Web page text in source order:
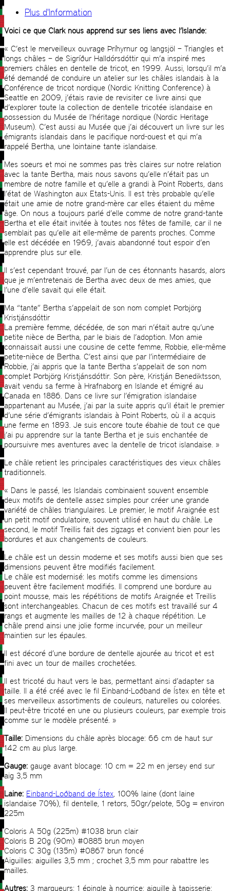
Plus d'Information
Voici ce que Clark nous apprend sur ses liens avec l’Islande:
« C’est le merveilleux ouvrage Þríhyrnur og langsjöl – Triangles et
longs châles – de Sigríður Halldórsdóttir qui m’a inspiré mes
premiers châles en dentelle de tricot, en 1999. Aussi, lorsqu’il m’a
été demandé de conduire un atelier sur les châles islandais à la
Conférence de tricot nordique (Nordic Knitting Conference) à
Seattle en 2009, j’étais ravie de revisiter ce livre ainsi que
d’explorer toute la collection de dentelle tricotée islandaise en
possession du Musée de l’héritage nordique (Nordic Heritage
Museum). C’est aussi au Musée que j’ai découvert un livre sur les
émigrants islandais dans le pacifique nord-ouest et qui m’a
rappelé Bertha, une lointaine tante islandaise.
Mes soeurs et moi ne sommes pas très claires sur notre relation
avec la tante Bertha, mais nous savons qu’elle n’était pas un
membre de notre famille et qu’elle a grandi à Point Roberts, dans
l’état de Washington aux Etats-Unis. Il est très probable qu’elle
était une amie de notre grand-mère car elles étaient du même
âge. On nous a toujours parlé d’elle comme de notre grand-tante
Bertha et elle était invitée à toutes nos fêtes de famille, car il ne
semblait pas qu’elle ait elle-même de parents proches. Comme
elle est décédée en 1969, j’avais abandonné tout espoir d’en
apprendre plus sur elle.
Il s’est cependant trouvé, par l’un de ces étonnants hasards, alors
que je m’entretenais de Bertha avec deux de mes amies, que
l’une d’elle savait qui elle était.
Ma “tante” Bertha s’appelait de son nom complet Þorbjörg
Kristjánsdóttir
La première femme, décédée, de son mari n’était autre qu’une
petite nièce de Bertha, par le biais de l’adoption. Mon amie
connaissait aussi une cousine de cette femme, Robbie, elle-même
petite-nièce de Bertha. C’est ainsi que par l’intermédiaire de
Robbie, j’ai appris que la tante Bertha s’appelait de son nom
complet Þorbjörg Kristjánsdóttir. Son père, Kristján Benediktsson,
avait vendu sa ferme à Hrafnaborg en Islande et émigré au
Canada en 1886. Dans ce livre sur l’émigration islandaise
appartenant au Musée, j’ai par la suite appris qu’il était le premier
d’une série d’émigrants islandais à Point Roberts, où il a acquis
une ferme en 1893. Je suis encore toute ébahie de tout ce que
j’ai pu apprendre sur la tante Bertha et je suis enchantée de
poursuivre mes aventures avec la dentelle de tricot islandaise. »
Le châle retient les principales caractéristiques des vieux châles
traditionnels.
« Dans le passé, les Islandais combinaient souvent ensemble
deux motifs de dentelle assez simples pour créer une grande
variété de châles triangulaires. Le premier, le motif Araignée est
un petit motif ondulatoire, souvent utilisé en haut du châle. Le
second, le motif Treillis fait des zigzags et convient bien pour les
bordures et aux changements de couleurs.
Le châle est un dessin moderne et ses motifs aussi bien que ses
dimensions peuvent être modifiés facilement.
Le châle est modernisé: les motifs comme les dimensions
peuvent être facilement modifiés. Il comprend une bordure au
point mousse, mais les répétitions de motifs Araignée et Treillis
sont interchangeables. Chacun de ces motifs est travaillé sur 4
rangs et augmente les mailles de 12 à chaque répétition. Le
châle prend ainsi une jolie forme incurvée, pour un meilleur
maintien sur les épaules.
Il est décoré d’une bordure de dentelle ajourée au tricot et est
fini avec un tour de mailles crochetées.
Il est tricoté du haut vers le bas, permettant ainsi d’adapter sa
taille. Il a été créé avec le fil Einband-Loðband de Ístex en tête et
ses merveilleux assortiments de couleurs, naturelles ou colorées.
Il peut-être tricoté en une ou plusieurs couleurs, par exemple trois
comme sur le modèle présenté. »
Taille: Dimensions du châle après blocage: 66 cm de haut sur
142 cm au plus large.
Gauge: gauge avant blocage: 10 cm = 22 m en jersey end sur
aig 3,5 mm
Laine: Einband-Loðband de Ístex, 100% laine (dont laine
islandaise 70%), fil dentelle, 1 retors, 50gr/pelote, 50g = environ
225m
Coloris A 50g (225m) #1038 brun clair
Coloris B 20g (90m) #0885 brun moyen
Coloris C 30g (135m) #0867 brun foncé
Aiguilles: aiguilles 3,5 mm ; crochet 3,5 mm pour rabattre les
mailles.
Autres: 3 marqueurs; 1 épingle à nourrice; aiguille à tapisserie;